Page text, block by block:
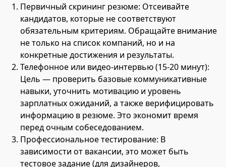
Первичный скрининг резюме: Отсеивайте
кандидатов, которые не соответствуют
обязательным критериям. Обращайте внимание
не только на список компаний, но и на
конкретные достижения и результаты.
Телефонное или видео-интервью (15-20 минут):
Цель — проверить базовые коммуникативные
навыки, уточнить мотивацию и уровень
зарплатных ожиданий, а также верифицировать
информацию в резюме. Это экономит время
перед очным собеседованием.
Профессиональное тестирование: В
зависимости от вакансии, это может быть
тестовое задание (для дизайнеров,